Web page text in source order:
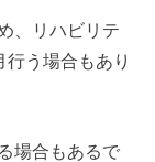
、リハビリテ
う場合もあり
場合もあるで